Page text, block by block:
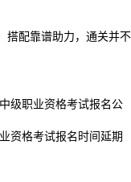
配靠谱助力，通关并不
级职业资格考试报名公
资格考试报名时间延期